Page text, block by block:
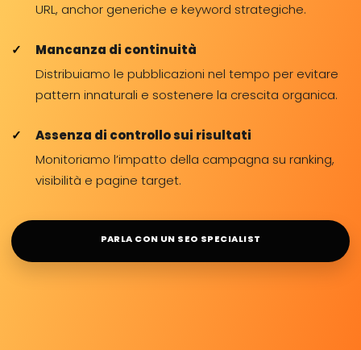
URL, anchor generiche e keyword strategiche.
Mancanza di continuità
Distribuiamo le pubblicazioni nel tempo per evitare
pattern innaturali e sostenere la crescita organica.
Assenza di controllo sui risultati
Monitoriamo l’impatto della campagna su ranking,
visibilità e pagine target.
PARLA CON UN SEO SPECIALIST